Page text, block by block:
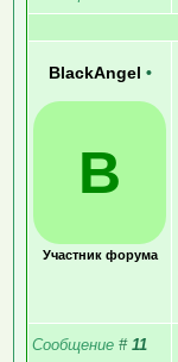
BlackAngel •
B
Участник форума
Сообщение # 11